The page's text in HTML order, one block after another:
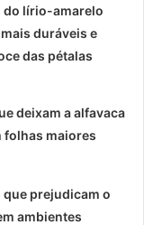
do lírio-amarelo
duráveis e
das pétalas
deixam a alfavaca
folhas maiores
prejudicam o
ambientes